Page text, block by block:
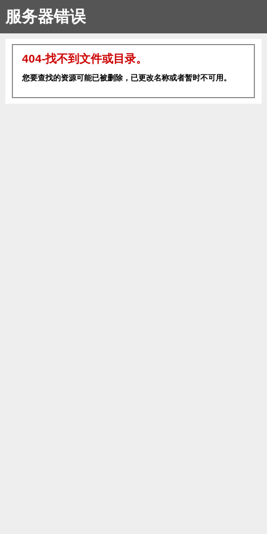
服务器错误
404-找不到文件或目录。
您要查找的资源可能已被删除，已更改名称或者暂时不可用。